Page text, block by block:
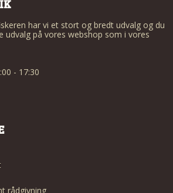
har vi et stort og bredt udvalg og du
udvalg på vores webshop som i vores
- 17:30
rådgivning